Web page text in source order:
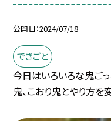
公開日 2024/07/18
できごと
今日はいろいろな鬼ごっ
鬼、こおり鬼とやり方を